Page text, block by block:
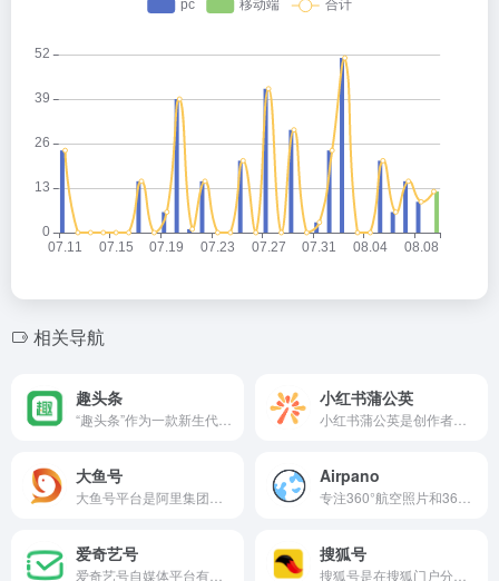
相关导航
趣头条 小红书蒲公英
大鱼号 Airpano
爱奇艺号 搜狐号